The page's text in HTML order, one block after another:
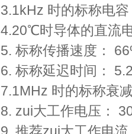
3.1kHz 时的标称电
4.20℃时导体的直流
5. 标称传播速度：
6. 标称延迟时间：
7.1MHz 时的标称衰
8. zui大工作电压：